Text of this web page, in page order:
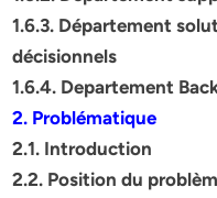
1.6.3. Département
décisionnels
1.6.4. Departement
2. Problématique
2.1. Introduction
2.2. Position du